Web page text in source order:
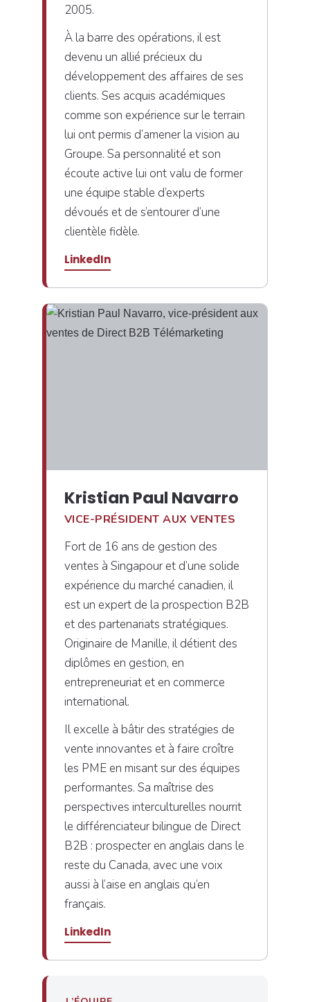
2005.
À la barre des opérations, il est
devenu un allié précieux du
développement des affaires de ses
clients. Ses acquis académiques
comme son expérience sur le terrain
lui ont permis d’amener la vision au
Groupe. Sa personnalité et son
écoute active lui ont valu de former
une équipe stable d’experts
dévoués et de s’entourer d’une
clientèle fidèle.
LinkedIn
Kristian Paul Navarro
VICE-PRÉSIDENT AUX VENTES
Fort de 16 ans de gestion des
ventes à Singapour et d’une solide
expérience du marché canadien, il
est un expert de la prospection B2B
et des partenariats stratégiques.
Originaire de Manille, il détient des
diplômes en gestion, en
entrepreneuriat et en commerce
international.
Il excelle à bâtir des stratégies de
vente innovantes et à faire croître
les PME en misant sur des équipes
performantes. Sa maîtrise des
perspectives interculturelles nourrit
le différenciateur bilingue de Direct
B2B : prospecter en anglais dans le
reste du Canada, avec une voix
aussi à l’aise en anglais qu’en
français.
LinkedIn